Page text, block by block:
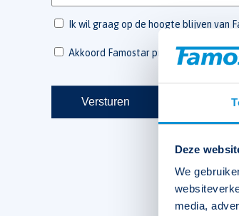
Deze
We
media,